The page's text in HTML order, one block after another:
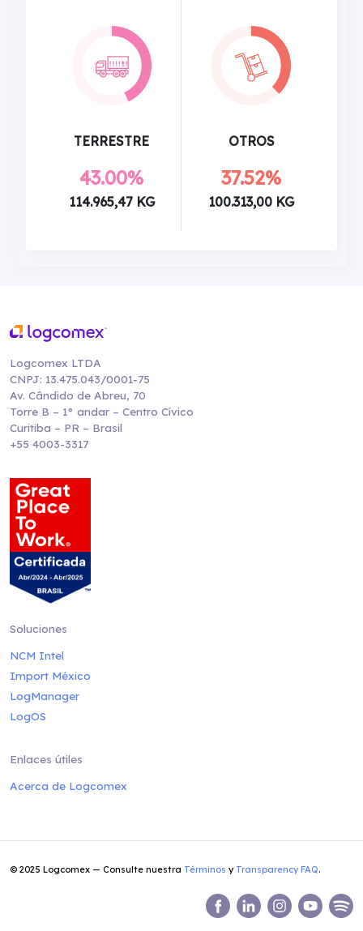
TERRESTRE
43.00%
114.965,47 KG
OTROS
37.52%
100.313,00 KG
Logcomex LTDA
CNPJ: 13.475.043/0001-75
Av. Cândido de Abreu, 70
Torre B – 1° andar – Centro Cívico
Curitiba – PR – Brasil
+55 4003-3317
Soluciones
NCM Intel
Import México
LogManager
LogOS
Enlaces útiles
Acerca de Logcomex
© 2025 Logcomex — Consulte nuestra Términos y Transparency FAQ.